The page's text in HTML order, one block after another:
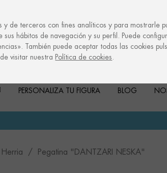
PERSONALIZA TU FIGURA BLOG
Herria Pegatina "DANTZARI NESKA"
y de terceros con fines analíticos y para mostrarle
sus hábitos de navegación y su perfil. Puede
También puede aceptar todas las cookies
visitar nuestra Política de cookies.